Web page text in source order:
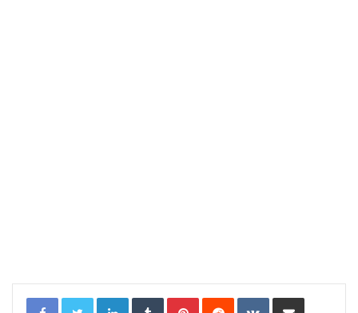
LinkedInTumblrPinterestReddit VKontakteCompartir por correo